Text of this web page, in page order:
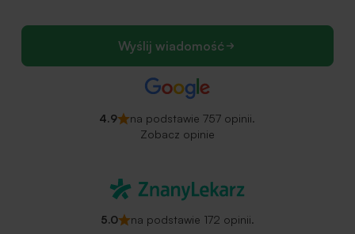
Wyślij wiadomość
4.9
na podstawie 757 opinii.
Zobacz opinie
5.0 na podstawie 172 opinii.